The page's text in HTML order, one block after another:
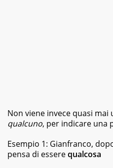
Non viene invece quasi mai
qualcuno, per indicare una
Esempio 1: Gianfranco,
pensa di esserequalcosa